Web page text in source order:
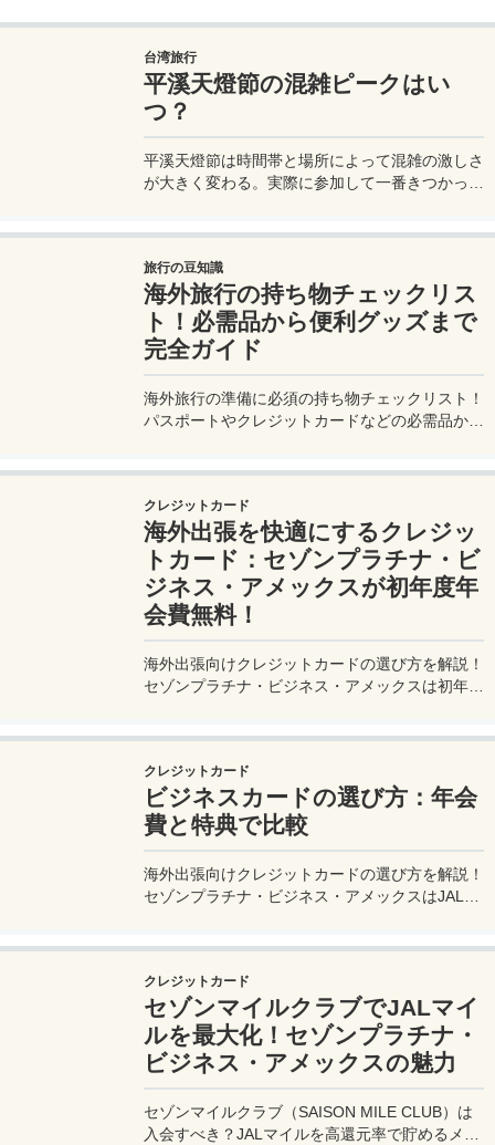
台湾旅行
平溪天燈節の混雑ピークはい
つ？
平溪天燈節は時間帯と場所によって混雑の激しさ
が大きく変わる。実際に参加して一番きつかった
旅行の豆知識
海外旅行の持ち物チェックリス
ト！必需品から便利グッズまで
完全ガイド
海外旅行の準備に必須の持ち物チェックリスト！
パスポートやクレジットカードなどの必需品か
ャートリップで今すぐチェック！
クレジットカード
海外出張を快適にするクレジッ
トカード：セゾンプラチナ・ビ
ジネス・アメックスが初年度年
会費無料！
海外出張向けクレジットカードの選び方を解説！
セゾンプラチナ・ビジネス・アメックスは初年度
クレジットカード
ビジネスカードの選び方：年会
費と特典で比較
海外出張向けクレジットカードの選び方を解説！
セゾンプラチナ・ビジネス・アメックスはJALマ
クレジットカード
セゾンマイルクラブでJALマイ
ルを最大化！セゾンプラチナ・
ビジネス・アメックスの魅力
セゾンマイルクラブ（SAISON MILE CLUB）は
入会すべき？JALマイルを高還元率で貯めるメリ